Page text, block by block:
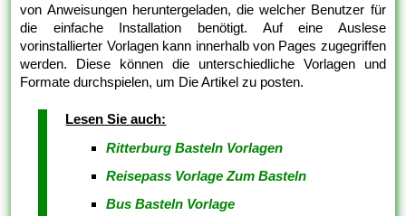
von Anweisungen heruntergeladen, die welcher Benutzer für
die einfache Installation benötigt. Auf eine Auslese
vorinstallierter Vorlagen kann innerhalb von Pages zugegriffen
werden. Diese können die unterschiedliche Vorlagen und
Formate durchspielen, um Die Artikel zu posten.
Lesen Sie auch:
Ritterburg Basteln Vorlagen
Reisepass Vorlage Zum Basteln
Bus Basteln Vorlage